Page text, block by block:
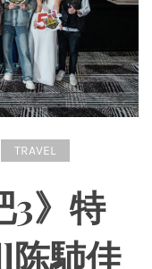
TRAVEL
3》特
陈馷佳